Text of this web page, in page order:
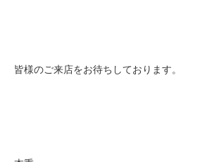
皆様のご来店をお待ちしております。